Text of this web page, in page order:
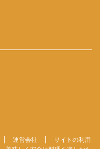
運営会社
サイトの利用